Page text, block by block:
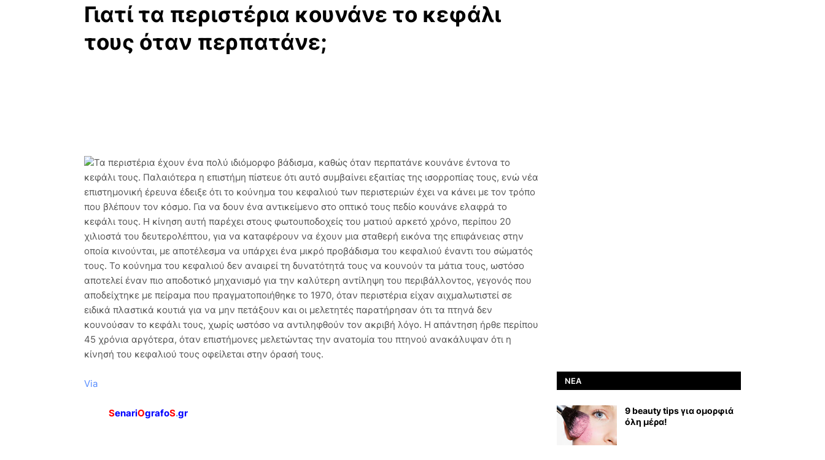
Γιατί τα περιστέρια κουνάνε το κεφάλι
τους όταν περπατάνε;
Τα περιστέρια έχουν ένα πολύ ιδιόμορφο βάδισμα, καθώς όταν περπατάνε κουνάνε έντονα το
κεφάλι τους. Παλαιότερα η επιστήμη πίστευε ότι αυτό συμβαίνει εξαιτίας της ισορροπίας τους, ενώ νέα
επιστημονική έρευνα έδειξε ότι το κούνημα του κεφαλιού των περιστεριών έχει να κάνει με τον τρόπο
που βλέπουν τον κόσμο. Για να δουν ένα αντικείμενο στο οπτικό τους πεδίο κουνάνε ελαφρά το
κεφάλι τους. Η κίνηση αυτή παρέχει στους φωτουποδοχείς του ματιού αρκετό χρόνο, περίπου 20
χιλιοστά του δευτερολέπτου, για να καταφέρουν να έχουν μια σταθερή εικόνα της επιφάνειας στην
οποία κινούνται, με αποτέλεσμα να υπάρχει ένα μικρό προβάδισμα του κεφαλιού έναντι του σώματός
τους. Το κούνημα του κεφαλιού δεν αναιρεί τη δυνατότητά τους να κουνούν τα μάτια τους, ωστόσο
αποτελεί έναν πιο αποδοτικό μηχανισμό για την καλύτερη αντίληψη του περιβάλλοντος, γεγονός που
αποδείχτηκε με πείραμα που πραγματοποιήθηκε το 1970, όταν περιστέρια είχαν αιχμαλωτιστεί σε
ειδικά πλαστικά κουτιά για να μην πετάξουν και οι μελετητές παρατήρησαν ότι τα πτηνά δεν
κουνούσαν το κεφάλι τους, χωρίς ωστόσο να αντιληφθούν τον ακριβή λόγο. Η απάντηση ήρθε περίπου
45 χρόνια αργότερα, όταν επιστήμονες μελετώντας την ανατομία του πτηνού ανακάλυψαν ότι η
κίνησή του κεφαλιού τους οφείλεται στην όρασή τους.
Via
SenariOgrafoS.gr
ΝΈΑ
9 beauty tips για ομορφιά
όλη μέρα!